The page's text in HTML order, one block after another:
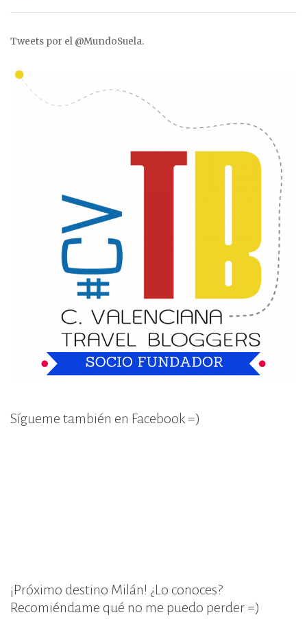
Tweets por el @MundoSuela.
Sígueme también en Facebook =)
¡Próximo destino Milán! ¿Lo conoces?
Recomiéndame qué no me puedo perder =)